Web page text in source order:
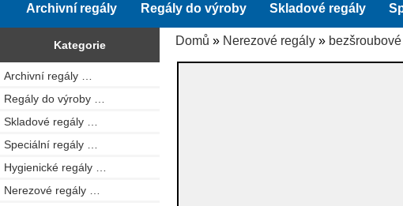
Archivní regály Regály do výroby Skladové regály
Kategorie
Archivní regály …
Regály do výroby …
Skladové regály …
Speciální regály …
Hygienické regály …
Nerezové regály …
Domů » Nerezové regály »